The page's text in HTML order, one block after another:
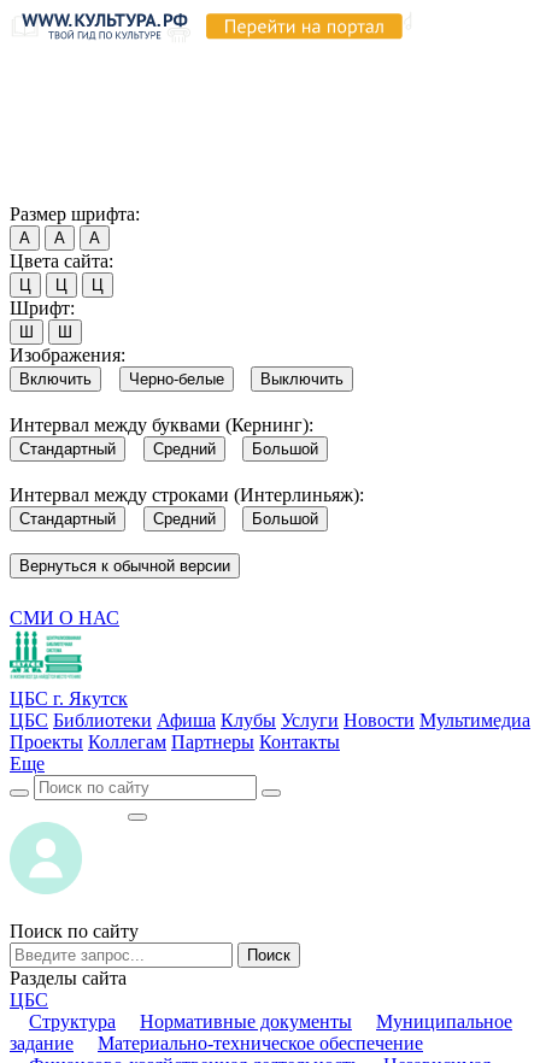
Размер шрифта:
А А А
Цвета сайта:
Ц Ц Ц
Шрифт:
Ш Ш
Изображения:
Включить Черно-белые Выключить
Интервал между буквами (Кернинг):
Стандартный Средний Большой
Интервал между строками (Интерлиньяж):
Стандартный Средний Большой
Вернуться к обычной версии
СМИ О НАС
ЦБС г. Якутск
ЦБС Библиотеки Афиша Клубы Услуги Новости Мультимедиа
Проекты Коллегам Партнеры Контакты
Еще
Поиск по сайту
Поиск
Разделы сайта
ЦБС
Структура
Нормативные документы
Муниципальное
задание
Материально-техническое обеспечение